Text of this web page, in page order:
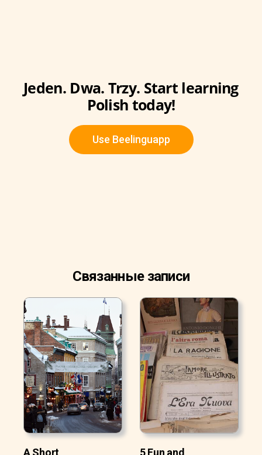
Jeden. Dwa. Trzy. Start learning
Polish today!
Use Beelinguapp
Связанные записи
A Short
5 Fun and